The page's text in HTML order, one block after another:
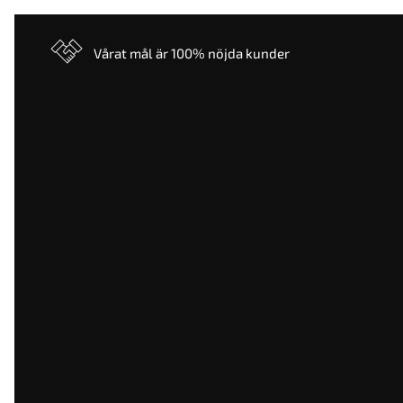
Vårat mål är 100% nöjda kunder